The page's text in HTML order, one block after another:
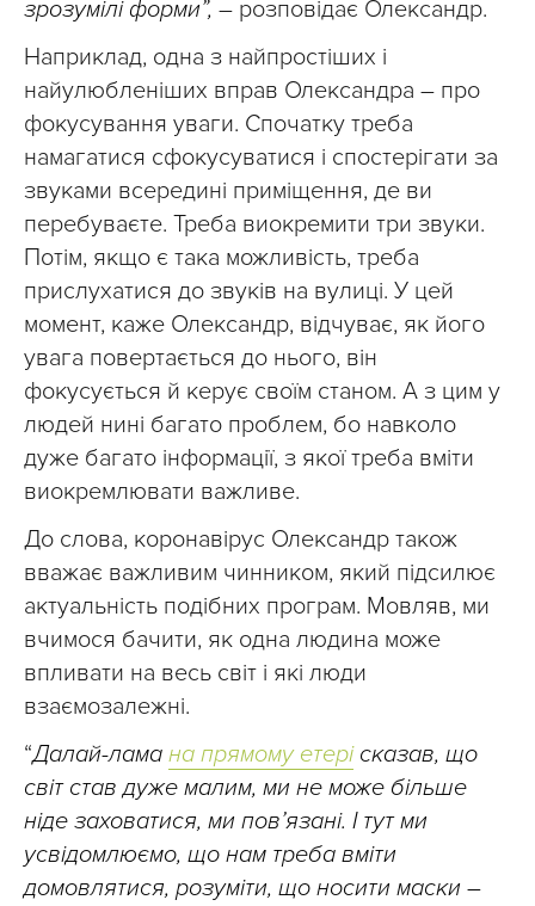
зрозумілі форми”, – розповідає Олександр.
Наприклад, одна з найпростіших і
найулюбленіших вправ Олександра – про
фокусування уваги. Спочатку треба
намагатися сфокусуватися і спостерігати за
звуками всередині приміщення, де ви
перебуваєте. Треба виокремити три звуки.
Потім, якщо є така можливість, треба
прислухатися до звуків на вулиці. У цей
момент, каже Олександр, відчуває, як його
увага повертається до нього, він
фокусується й керує своїм станом. А з цим у
людей нині багато проблем, бо навколо
дуже багато інформації, з якої треба вміти
виокремлювати важливе.
До слова, коронавірус Олександр також
вважає важливим чинником, який підсилює
актуальність подібних програм. Мовляв, ми
вчимося бачити, як одна людина може
впливати на весь світ і які люди
взаємозалежні.
“Далай-лама на прямому етерісказав, що
світ став дуже малим, ми не може більше
ніде заховатися, ми пов’язані. І тут ми
усвідомлюємо, що нам треба вміти
домовлятися, розуміти, що носити маски –